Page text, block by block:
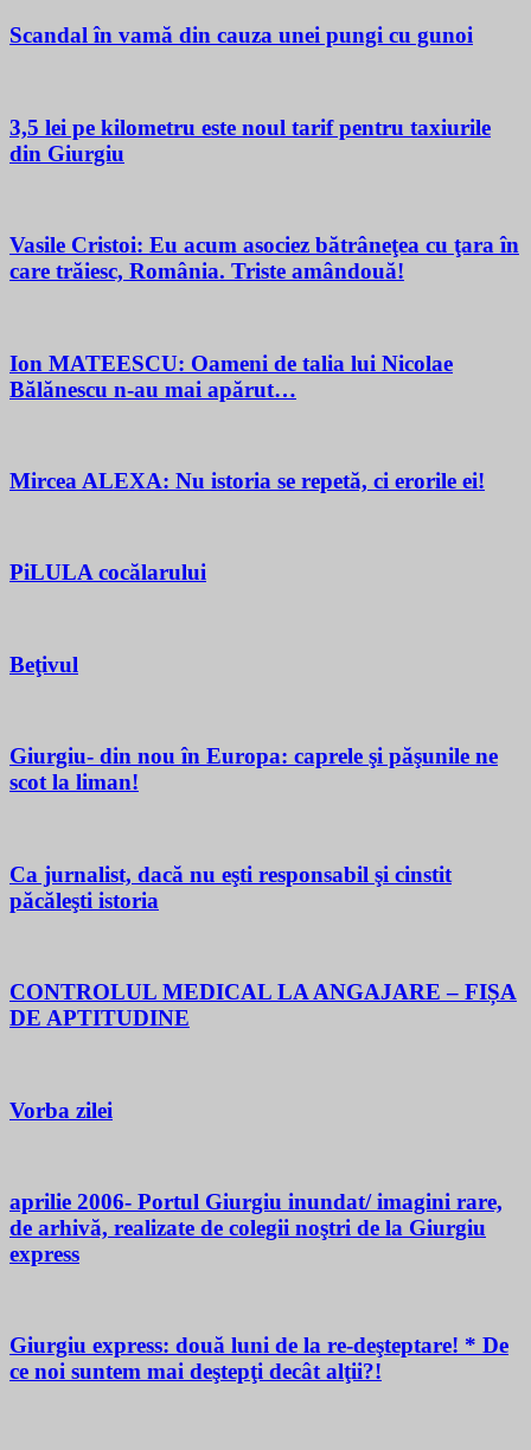
Scandal în vamă din cauza unei pungi cu gunoi
3,5 lei pe kilometru este noul tarif pentru taxiurile
din Giurgiu
Vasile Cristoi: Eu acum asociez bătrâneţea cu ţara în
care trăiesc, România. Triste amândouă!
Ion MATEESCU: Oameni de talia lui Nicolae
Bălănescu n-au mai apărut…
Mircea ALEXA: Nu istoria se repetă, ci erorile ei!
PiLULA cocălarului
Beţivul
Giurgiu- din nou în Europa: caprele şi păşunile ne
scot la liman!
Ca jurnalist, dacă nu eşti responsabil şi cinstit
păcăleşti istoria
CONTROLUL MEDICAL LA ANGAJARE – FIȘA
DE APTITUDINE
Vorba zilei
aprilie 2006- Portul Giurgiu inundat/ imagini rare,
de arhivă, realizate de colegii noştri de la Giurgiu
express
Giurgiu express: două luni de la re-deşteptare! * De
ce noi suntem mai deştepţi decât alţii?!